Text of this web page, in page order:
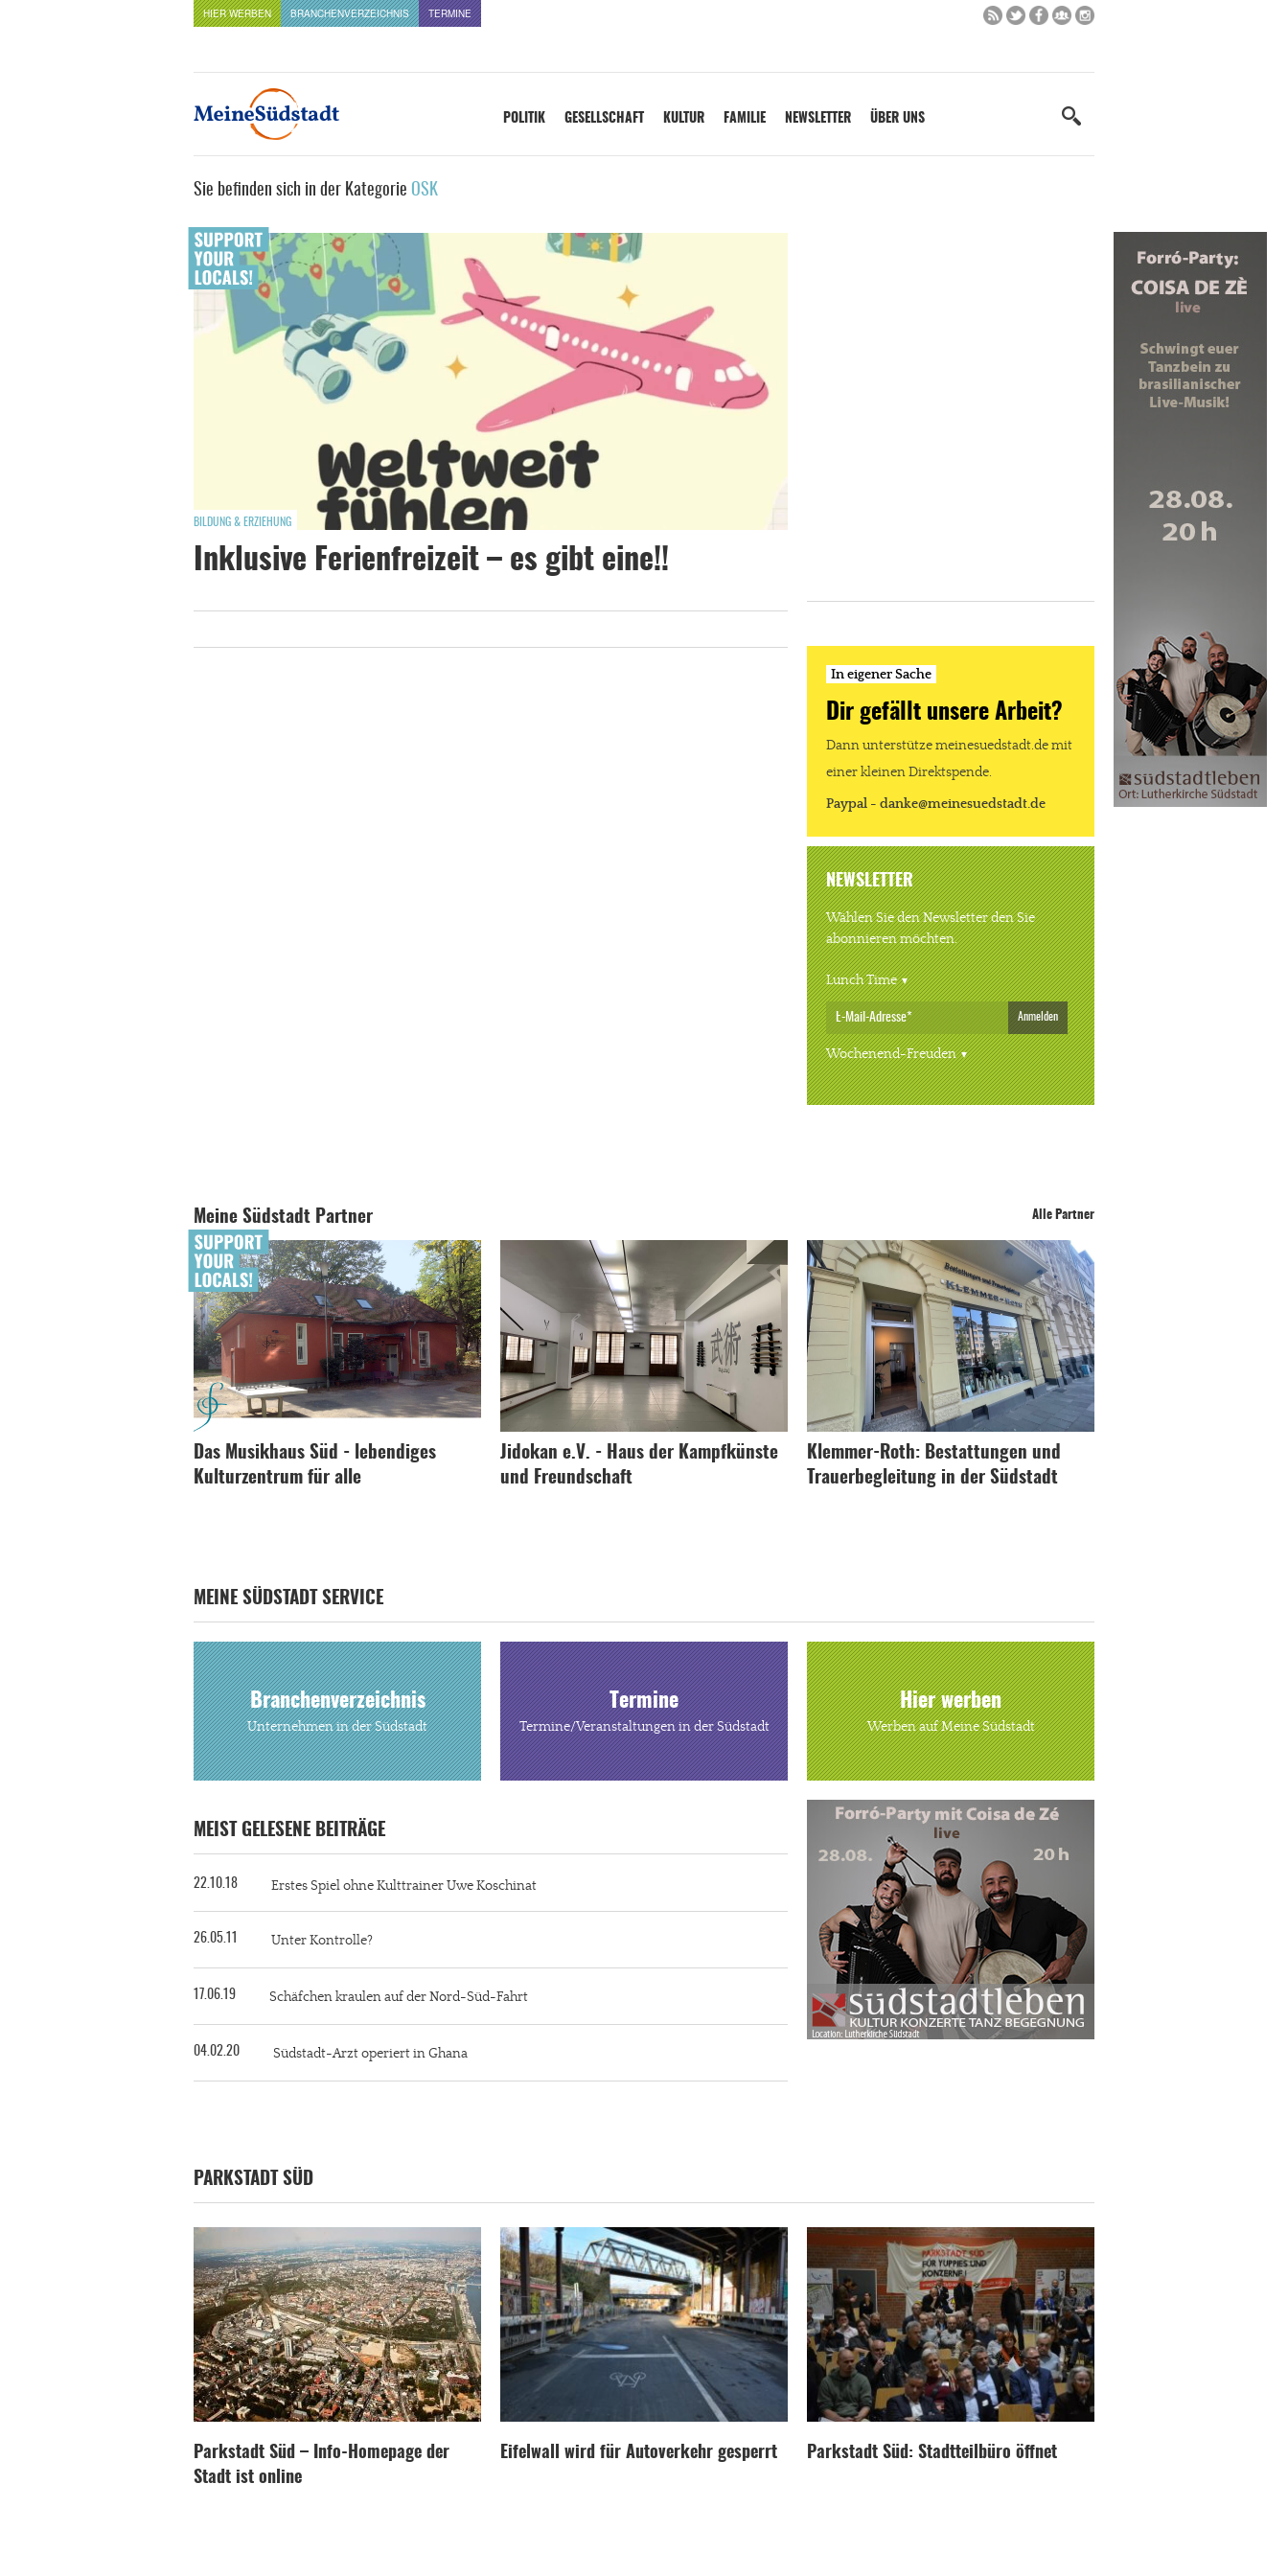
HIER WERBEN BRANCHENVERZEICHNIS TERMINE
POLITIK GESELLSCHAFT KULTUR FAMILIE NEWSLETTER ÜBER UNS
Sie befinden sich in der Kategorie OSK
BILDUNG & ERZIEHUNG
Inklusive Ferienfreizeit – es gibt eine!!
In eigener Sache
Dir gefällt unsere Arbeit?
Dann unterstütze meinesuedstadt.de mit
einer kleinen Direktspende.
Paypal - danke@meinesuedstadt.de
NEWSLETTER
Wählen Sie den Newsletter den Sie
abonnieren möchten.
Lunch Time
Anmelden
Wochenend-Freuden
Meine Südstadt Partner Alle Partner
Das Musikhaus Süd - lebendiges
Kulturzentrum für alle
Jidokan e.V. - Haus der Kampfkünste
und Freundschaft
Klemmer-Roth: Bestattungen und
Trauerbegleitung in der Südstadt
MEINE SÜDSTADT SERVICE
Branchenverzeichnis
Unternehmen in der Südstadt
Termine
Termine/Veranstaltungen in der Südstadt
Hier werben
Werben auf Meine Südstadt
MEIST GELESENE BEITRÄGE
22.10.18 Erstes Spiel ohne Kulttrainer Uwe Koschinat
26.05.11 Unter Kontrolle?
17.06.19 Schäfchen kraulen auf der Nord-Süd-Fahrt
04.02.20 Südstadt-Arzt operiert in Ghana
PARKSTADT SÜD
Parkstadt Süd – Info-Homepage der
Stadt ist online
Eifelwall wird für Autoverkehr gesperrt Parkstadt Süd: Stadtteilbüro öffnet